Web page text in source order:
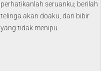
perhatikanlah seruanku; berilah
telinga akan doaku, dari bibir
yang tidak menipu.